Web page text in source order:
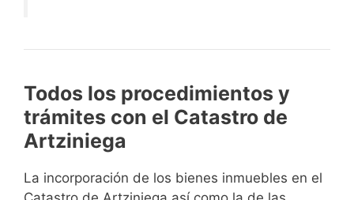
Todos los procedimientos y
trámites con el Catastro de
Artziniega
La incorporación de los bienes inmuebles en el